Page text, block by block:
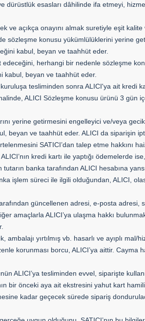
esasları dâhilinde ifa etmeyi,
açıkça onayını almak suretiyle eşit
sözleşme konusu yükümlülüklerini yerine
kabul, beyan ve taahhüt eder.
herhangi bir nedenle sözleşme
kabul, beyan ve taahhüt eder.
tesliminden sonra ALICI'ya ait kredi
ALICI Sözleşme konusu ürünü 3 gün
yerine getirmesini engelleyici ve/veya
beyan ve taahhüt eder. ALICI da siparişin
SATICI’dan talep etme hakkını
kredi kartı ile yaptığı ödemelerde
banka tarafından ALICI hesabına
işlem süreci ile ilgili olduğundan, ALICI,
güncellenen adresi, e-posta
ALICI’ya ulaşma hakkı
yırtılmış vb. hasarlı ve ayıplı mal/
korunması borcu, ALICI’ya aittir. Cayma
ALICI’ya tesliminden evvel, siparişte
bir önceki aya ait ekstresini yahut kart
kadar geçecek sürede sipariş